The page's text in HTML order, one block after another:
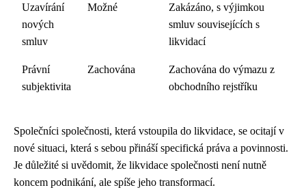
Uzavírání
nových
smluv
Možné
Zakázáno, s výjimkou
smluv souvisejících s
likvidací
Právní
subjektivita
Zachována
Zachována do výmazu z
obchodního rejstříku
Společníci společnosti, která vstoupila do likvidace, se ocitají v
nové situaci, která s sebou přináší specifická práva a povinnosti.
Je důležité si uvědomit, že likvidace společnosti není nutně
koncem podnikání, ale spíše jeho transformací.